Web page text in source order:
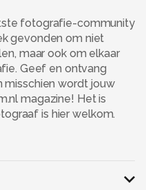
fotografie-community
gevonden om niet
maar ook om elkaar
Geef en ontvang
wordt jouw
magazine! Het is
is hier welkom.